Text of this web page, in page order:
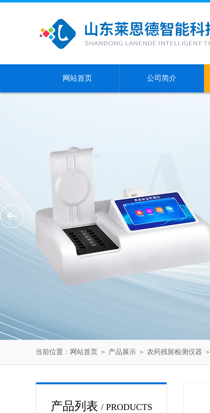
网站首页 公司简介
当前位置： 网站首页 ＞ 产品展示 ＞ 农药残留检测仪器 ＞
产品列表 / PRODUCTS